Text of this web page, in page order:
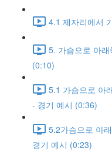
4.1 제자리에서
5. 가슴으로 아
(0:10)
5.1 가슴으로 아
- 경기 예시 (0:36)
5.2가슴으로 아
경기 예시 (0:23)